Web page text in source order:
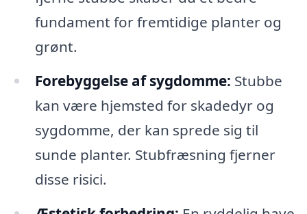
fundament for fremtidige planter og
grønt.
Forebyggelse af sygdomme: Stubbe
kan være hjemsted for skadedyr og
sygdomme, der kan sprede sig til
sunde planter. Stubfræsning fjerner
disse risici.